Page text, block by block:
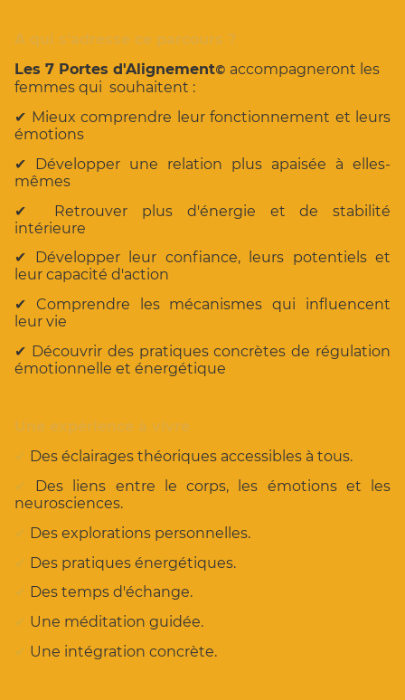
A qui s'adresse ce parcours ?
Les 7 Portes d'Alignement© accompagneront les
femmes qui souhaitent :
✔ Mieux comprendre leur fonctionnement et leurs
émotions
✔ Développer une relation plus apaisée à elles-
mêmes
✔ Retrouver plus d'énergie et de stabilité
intérieure
✔ Développer leur confiance, leurs potentiels et
leur capacité d'action
✔ Comprendre les mécanismes qui influencent
leur vie
✔ Découvrir des pratiques concrètes de régulation
émotionnelle et énergétique
Une expérience à vivre
Des éclairages théoriques accessibles à tous.
Des liens entre le corps, les émotions et les
neurosciences.
Des explorations personnelles.
Des pratiques énergétiques.
Des temps d'échange.
Une méditation guidée.
Une intégration concrète.